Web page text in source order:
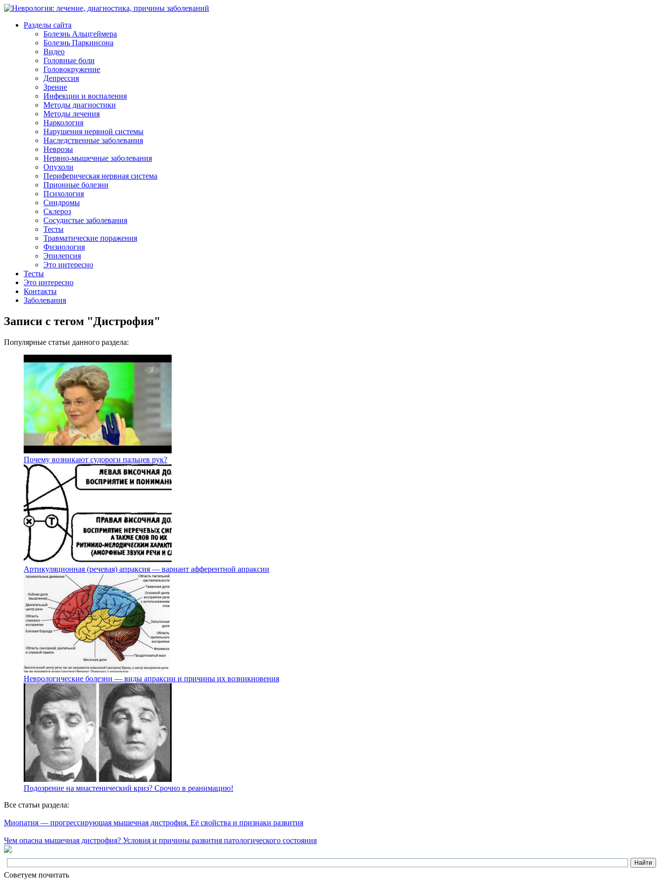
Разделы сайта
Болезнь Альцгеймера
Болезнь Паркинсона
Видео
Головные боли
Головокружение
Депрессия
Зрение
Инфекции и воспаления
Методы диагностики
Методы лечения
Наркология
Нарушения нервной системы
Наследственные заболевания
Неврозы
Нервно-мышечные заболевания
Опухоли
Периферическая нервная система
Прионные болезни
Психология
Синдромы
Склероз
Сосудистые заболевания
Тесты
Травматические поражения
Физиология
Эпилепсия
Это интересно
Тесты
Это интересно
Контакты
Заболевания
Записи с тегом "Дистрофия"
Популярные статьи данного раздела:
Почему возникают судороги пальцев рук?
Артикуляционная (речевая) апраксия — вариант афферентной апраксии
Неврологические болезни — виды апраксии и причины их возникновения
Подозрение на миастенический криз? Срочно в реанимацию!
Все статьи раздела:
Миопатия — прогрессирующая мышечная дистрофия. Её свойства и признаки развития
Чем опасна мышечная дистрофия? Условия и причины развития патологического состояния
Советуем почитать